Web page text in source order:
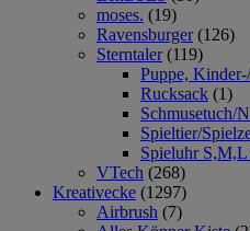
moses. (19)
Ravensburger (126)
Sterntaler (119)
Puppe,
Rucksack (1)
Schmusetuch/
Spieltier/
Spieluhr
VTech (268)
Kreativecke (1297)
Airbrush (7)